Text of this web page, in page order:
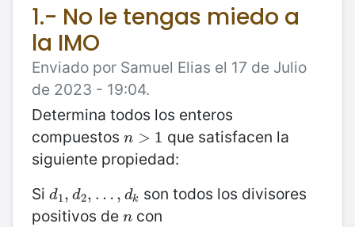
1.- No le tengas miedo a
la IMO
Enviado por Samuel Elias el 17 de Julio
de 2023 - 19:04.
Determina todos los enteros
compuestos n > 1
n>1
que satisfacen la
siguiente propiedad:
Si d1, d2, … , dk
d1, d2, …, dk
son todos los divisores
positivos de n
n con